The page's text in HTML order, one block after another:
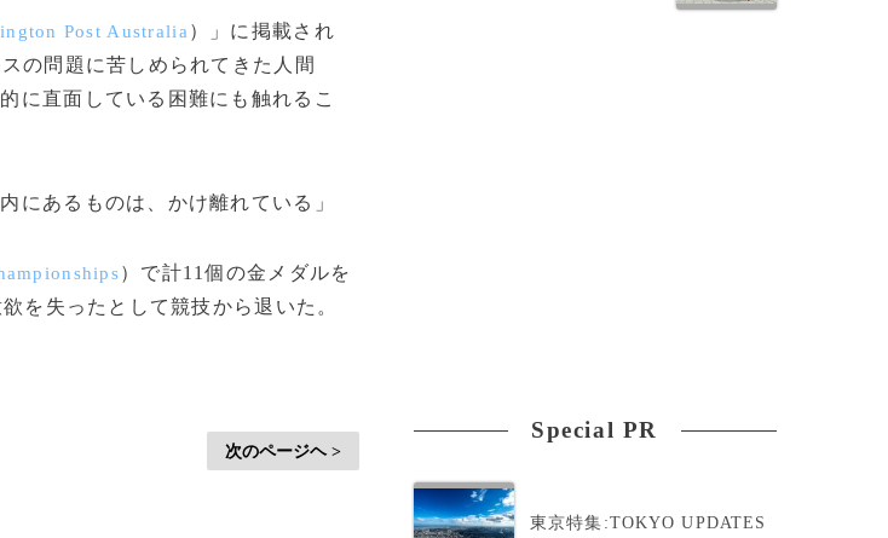
Post Australia ）」に掲載され
の問題に苦しめられてきた人間
に直面している困難にも触れるこ
にあるものは、かけ離れている」
）で計11個の金メダルを
を失ったとして競技から退いた。
次のページヘ >
Special PR
東京特集:TOKYO UPDATES